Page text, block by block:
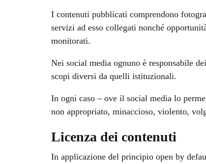
I contenuti pubblicati comprendono
servizi ad esso collegati nonché
monitorati.
Nei social media ognuno è responsabile
scopi diversi da quelli istituzionali.
In ogni caso – ove il social media lo
non appropriato, minaccioso, violento,
Licenza dei contenuti
In applicazione del principio open by